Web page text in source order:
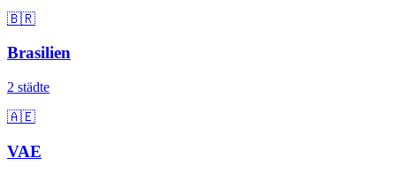
🇧🇷
Brasilien
2 städte
🇦🇪
VAE